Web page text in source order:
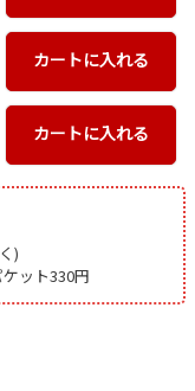
カートに入れる
カートに入れる
)
ット330円